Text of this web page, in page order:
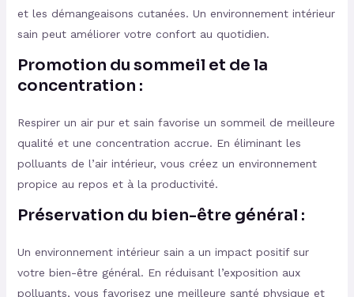
et les démangeaisons cutanées. Un environnement intérieur
sain peut améliorer votre confort au quotidien.
Promotion du sommeil et de la
concentration :
Respirer un air pur et sain favorise un sommeil de meilleure
qualité et une concentration accrue. En éliminant les
polluants de l’air intérieur, vous créez un environnement
propice au repos et à la productivité.
Préservation du bien-être général :
Un environnement intérieur sain a un impact positif sur
votre bien-être général. En réduisant l’exposition aux
polluants, vous favorisez une meilleure santé physique et